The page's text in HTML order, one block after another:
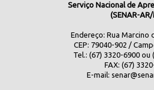
Serviço Nacional de
(SENAR-
Endereço: Rua Marcino
CEP: 79040-902 /
Tel.: (67) 3320-6900 ou
FAX: (67)
E-mail: